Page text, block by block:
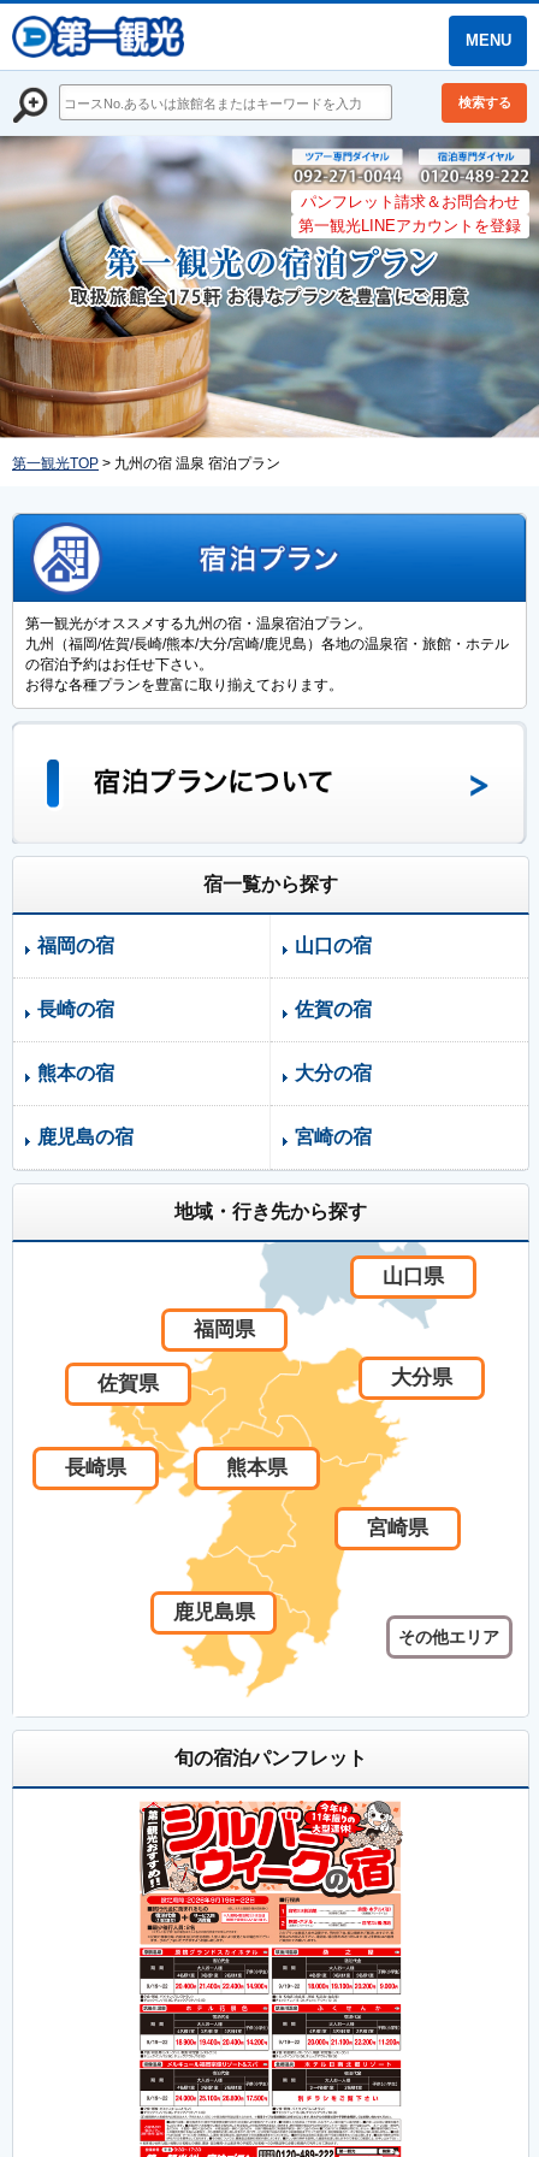
MENU
検索する
パンフレット請求＆お問合わせ
第一観光LINEアカウントを登録
第一観光TOP > 九州の宿 温泉 宿泊プラン
第一観光がオススメする九州の宿・温泉宿泊プラン。
九州（福岡/佐賀/長崎/熊本/大分/宮崎/鹿児島）各地の温泉宿・旅館・ホテル
の宿泊予約はお任せ下さい。
お得な各種プランを豊富に取り揃えております。
宿一覧から探す
福岡の宿 山口の宿
長崎の宿 佐賀の宿
熊本の宿 大分の宿
鹿児島の宿 宮崎の宿
地域・行き先から探す
山口県
福岡県
佐賀県
長崎県
大分県
熊本県
宮崎県
鹿児島県
その他エリア
旬の宿泊パンフレット